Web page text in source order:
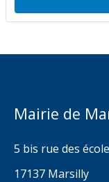
Mairie de
5 bis rue des
17137 Marsilly